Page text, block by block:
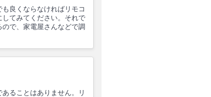
良くならなければリモコ
てみてください。それで
で、家電屋さんなどで調
ることはありません。リ